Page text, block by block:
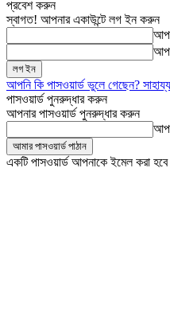
প্রবেশ করুন
স্বাগত! আপনার একাউন্টে লগ ইন করুন
আপনি কি পাসওয়ার্ড ভুলে গেছেন?
পাসওয়ার্ড পুনরুদ্ধার করুন
আপনার পাসওয়ার্ড পুনরুদ্ধার করুন
একটি পাসওয়ার্ড আপনাকে ইমেল করা হবে